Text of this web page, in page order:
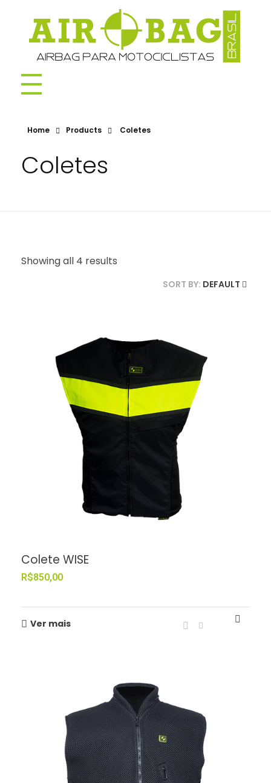
AIROBAG BRASIL
Home Products Coletes
Coletes
Showing all 4 results
SORT BY: DEFAULT
Colete WISE
R$850,00
Ver mais